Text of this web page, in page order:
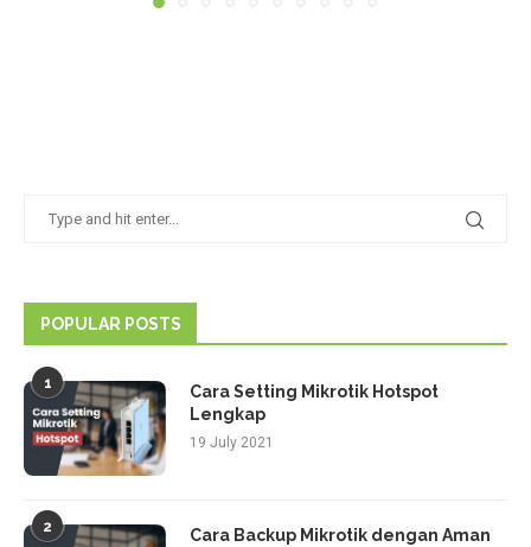
POPULAR POSTS
1
Cara Setting Mikrotik Hotspot
Lengkap
19 July 2021
2 Cara Backup Mikrotik dengan Aman